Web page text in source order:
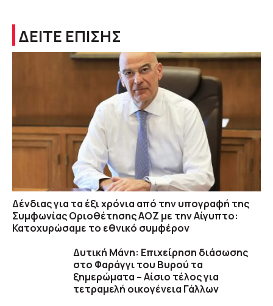
ΔΕΙΤΕ ΕΠΙΣΗΣ
Δένδιας για τα έξι χρόνια από την υπογραφή της
Συμφωνίας Οριοθέτησης ΑΟΖ με την Αίγυπτο:
Κατοχυρώσαμε το εθνικό συμφέρον
Δυτική Μάνη: Επιχείρηση διάσωσης
στο Φαράγγι του Βυρού τα
ξημερώματα – Αίσιο τέλος για
τετραμελή οικογένεια Γάλλων